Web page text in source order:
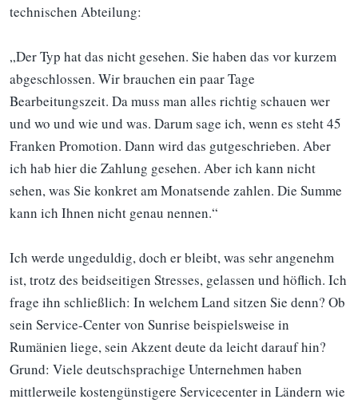
technischen Abteilung:
„Der Typ hat das nicht gesehen. Sie haben das vor kurzem
abgeschlossen. Wir brauchen ein paar Tage
Bearbeitungszeit. Da muss man alles richtig schauen wer
und wo und wie und was. Darum sage ich, wenn es steht 45
Franken Promotion. Dann wird das gutgeschrieben. Aber
ich hab hier die Zahlung gesehen. Aber ich kann nicht
sehen, was Sie konkret am Monatsende zahlen. Die Summe
kann ich Ihnen nicht genau nennen.“
Ich werde ungeduldig, doch er bleibt, was sehr angenehm
ist, trotz des beidseitigen Stresses, gelassen und höflich. Ich
frage ihn schließlich: In welchem Land sitzen Sie denn? Ob
sein Service-Center von Sunrise beispielsweise in
Rumänien liege, sein Akzent deute da leicht darauf hin?
Grund: Viele deutschsprachige Unternehmen haben
mittlerweile kostengünstigere Servicecenter in Ländern wie